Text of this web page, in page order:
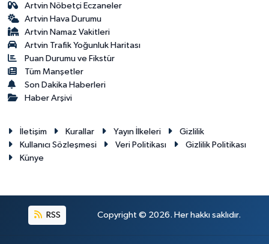
Artvin Nöbetçi Eczaneler
Artvin Hava Durumu
Artvin Namaz Vakitleri
Artvin Trafik Yoğunluk Haritası
Puan Durumu ve Fikstür
Tüm Manşetler
Son Dakika Haberleri
Haber Arşivi
İletişim Kurallar Yayın İlkeleri
Gizlilik
Kullanıcı Sözleşmesi
Veri Politikası
Gizlilik Politikası
Künye
RSS Copyright © 2026. Her hakkı saklıdır.